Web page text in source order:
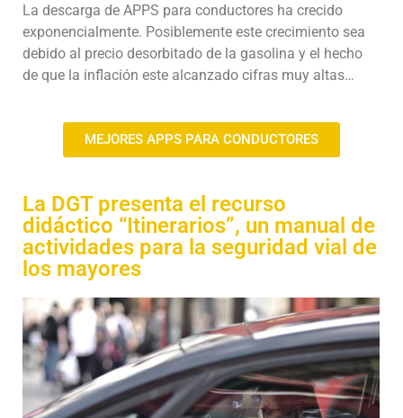
La descarga de APPS para conductores ha crecido
exponencialmente. Posiblemente este crecimiento sea
debido al precio desorbitado de la gasolina y el hecho
de que la inflación este alcanzado cifras muy altas…
MEJORES APPS PARA CONDUCTORES
La DGT presenta el recurso
didáctico “Itinerarios”, un manual de
actividades para la seguridad vial de
los mayores